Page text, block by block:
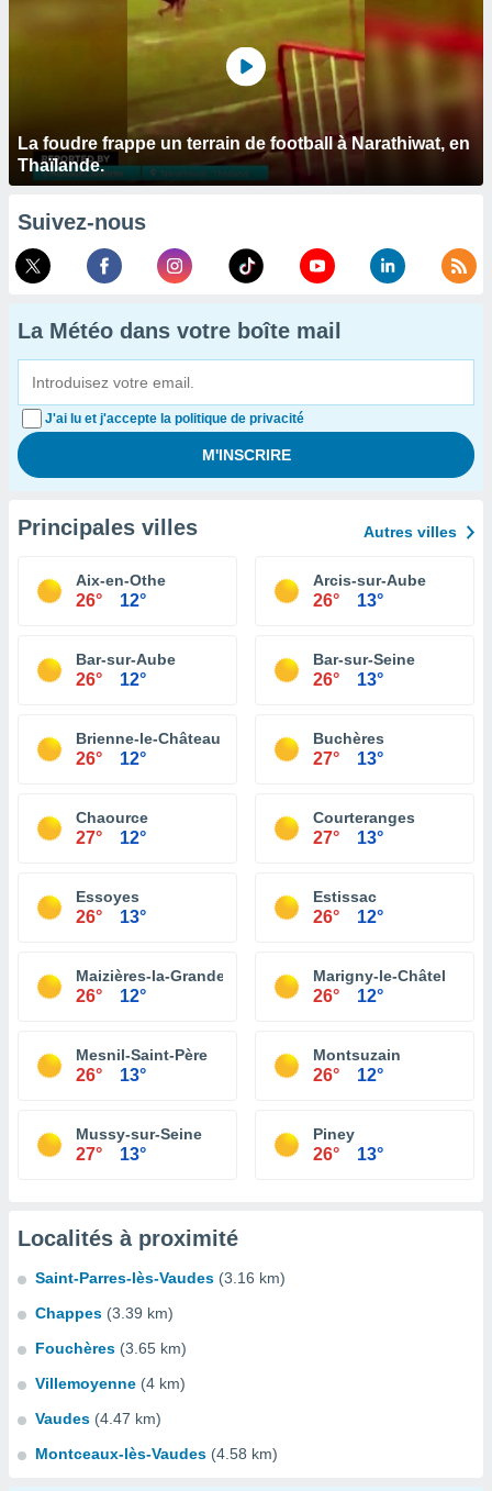
La foudre frappe un terrain de football à Narathiwat, en
Thaïlande.
Suivez-nous
La Météo dans votre boîte mail
J'ai lu et j'accepte la politique de privacité
Principales villes Autres villes
Aix-en-Othe
26° 12°
Arcis-sur-Aube
26° 13°
Bar-sur-Aube
26° 12°
Bar-sur-Seine
26° 13°
Brienne-le-Château
26° 12°
Buchères
27° 13°
Chaource
27° 12°
Courteranges
27° 13°
Essoyes
26° 13°
Estissac
26° 12°
Maizières-la-Grande-Paroisse
26° 12°
Marigny-le-Châtel
26° 12°
Mesnil-Saint-Père
26° 13°
Montsuzain
26° 12°
Mussy-sur-Seine
27° 13°
Piney
26° 13°
Localités à proximité
Saint-Parres-lès-Vaudes (3.16 km)
Chappes (3.39 km)
Fouchères (3.65 km)
Villemoyenne (4 km)
Vaudes (4.47 km)
Montceaux-lès-Vaudes (4.58 km)